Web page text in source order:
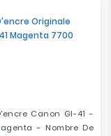
Originale
Magenta 7700
Canon GI-41 -
- Nombre De